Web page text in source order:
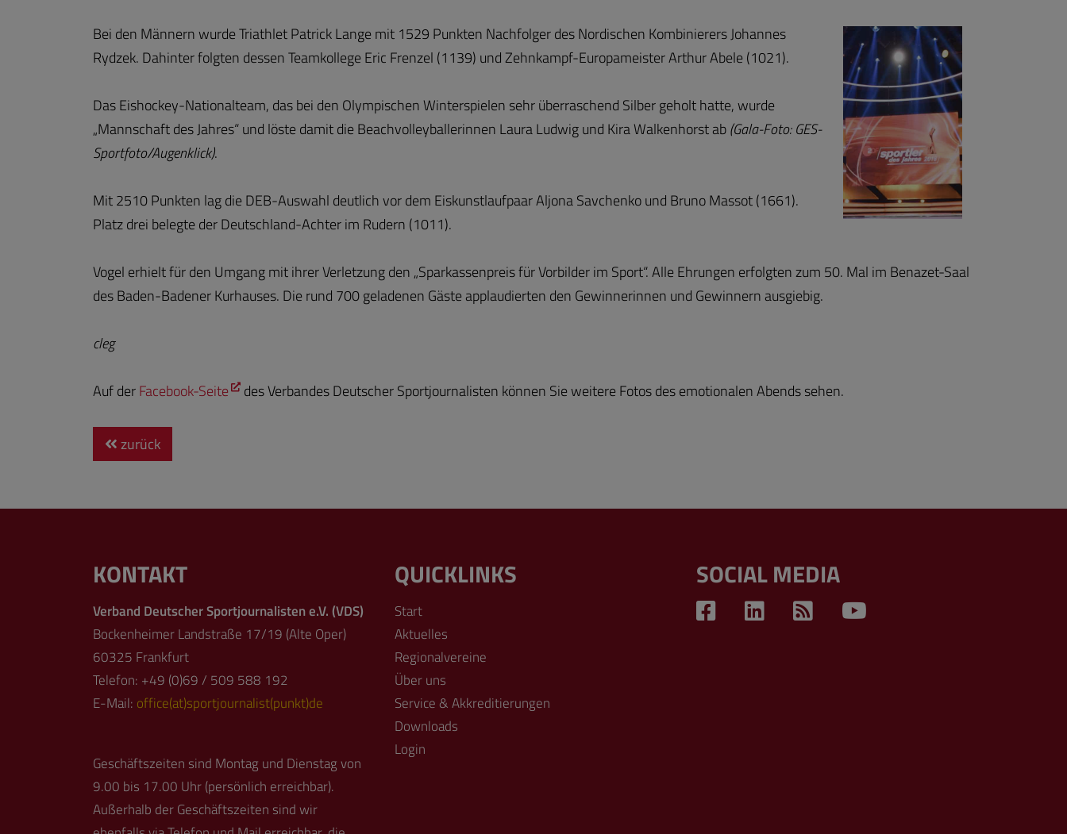
Bei den Männern wurde Triathlet Patrick Lange mit 1529 Punkten Nachfolger des Nordischen Kombinierers Johannes
Rydzek. Dahinter folgten dessen Teamkollege Eric Frenzel (1139) und Zehnkampf-Europameister Arthur Abele (1021).
Das Eishockey-Nationalteam, das bei den Olympischen Winterspielen sehr überraschend Silber geholt hatte, wurde
„Mannschaft des Jahres“ und löste damit die Beachvolleyballerinnen Laura Ludwig und Kira Walkenhorst ab(Gala-Foto: GES-
Sportfoto/Augenklick).
Mit 2510 Punkten lag die DEB-Auswahl deutlich vor dem Eiskunstlaufpaar Aljona Savchenko und Bruno Massot (1661).
Platz drei belegte der Deutschland-Achter im Rudern (1011).
Vogel erhielt für den Umgang mit ihrer Verletzung den „Sparkassenpreis für Vorbilder im Sport“. Alle Ehrungen erfolgten zum 50. Mal im Benazet-Saal
des Baden-Badener Kurhauses. Die rund 700 geladenen Gäste applaudierten den Gewinnerinnen und Gewinnern ausgiebig.
cleg
Auf derFacebook-Seite des Verbandes Deutscher Sportjournalisten können Sie weitere Fotos des emotionalen Abends sehen.
zurück
KONTAKT
Verband Deutscher Sportjournalisten e.V. (VDS)
Bockenheimer Landstraße 17/19 (Alte Oper)
60325 Frankfurt
Telefon: +49 (0)69 / 509 588 192
E-Mail: office(at)sportjournalist(punkt)de
Geschäftszeiten sind Montag und Dienstag von
9.00 bis 17.00 Uhr (persönlich erreichbar).
Außerhalb der Geschäftszeiten sind wir
QUICKLINKS
Start
Aktuelles
Regionalvereine
Über uns
Service & Akkreditierungen
Downloads
Login
SOCIAL MEDIA